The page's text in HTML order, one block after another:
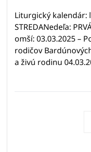
Liturgický kalendár:
STREDANedeľa:
omší: 03.03.2025 –
rodičov
a živú rodinu